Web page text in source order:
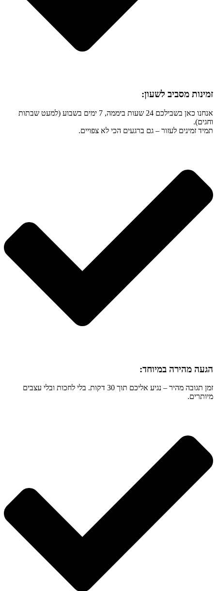
זמינות מסביב לשעון:
אנחנו כאן בשבילכם 24 שעות ביממה, 7 ימים בשבוע (למעט שבתות
וחגים).
תמיד זמינים לעזור – גם ברגעים הכי לא צפויים.
הגעה מהירה במיוחד:
זמן תגובה מהיר – נגיע אליכם תוך 30 דקות. בלי לחכות ובלי עצבים
מיותרים.